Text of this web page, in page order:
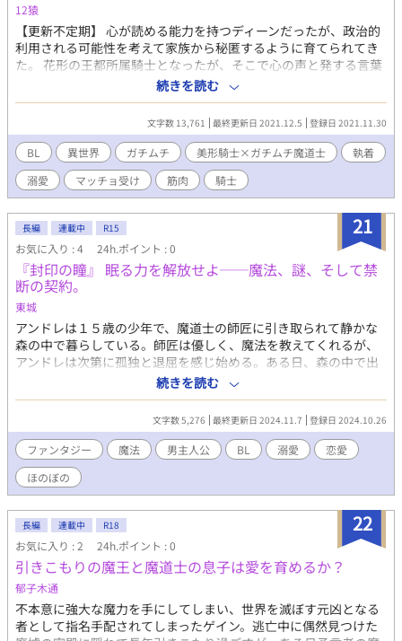
12猿
【更新不定期】 心が読める能力を持つディーンだったが、政治的
利用される可能性を考えて家族から秘匿するように育てられてき
た。 花形の王都所属騎士となったが、そこで心の声と発する言葉
が違う人達に辟易し、さらにメンタルの不調も重なり落ちる毎
日……。 そんな時に出会ったのは、魔道士なのに外見は騎士のよ
うに筋肉ダルマでしかめっ面の堅物っぽいハウエルだった。しか
し、外見と違いハウエルの中身は、実はうるさくて……？！ 神子
や面倒事とは関わりたくない攻めですが、受けには絡んでいく系
です。 （固定CP：美形騎士×ガチムチ魔道士） 受けの登場はも
っと後！！ ※小説書けないので文章少なめ。纏めて投稿します。
※ふわっふわ設定です。最初の方、意味不明かもしれません。ラ
ブコメ目指してます！ ※タイトルはしっくり来ないので、後で変
えると思います。良き案があれば参考にしたい…。
続きを読む
文字数 13,761 最終更新日 2021.12.5 登録日 2021.11.30
BL 異世界 ガチムチ 美形騎士×ガチムチ魔道士
執着
溺愛
マッチョ受け 筋肉 騎士
21
長編 連載中 R15
お気に入り : 4 24h.ポイント : 0
『封印の瞳』 眠る力を解放せよ──魔法、謎、そして禁
断の契約。
東城
アンドレは１５歳の少年で、魔道士の師匠に引き取られて静かな
森の中で暮らしている。師匠は優しく、魔法を教えてくれるが、
アンドレは次第に孤独と退屈を感じ始める。ある日、森の中で出
会った謎の僧侶から、焼き菓子をもらったことで好奇心を抱き、
僧侶に道案内を申し出る。だが、その僧侶が結界を破って森に入
ってきたことが、アンドレの運命を大きく変えるきっかけとな
る。 師匠が守る結界を破ることができる謎の僧侶は、実はかつて
勇者と魔王を討伐した伝説の人物だった。アンドレの目には不思
議なルーン文字が刻まれており、その封印の秘密を解き明かすた
めに、僧侶に相談することになる。封印された文字は、ただの魔
法ではなく、アンドレの中に眠る強力な力を抑える「契約」の証
だった。
続きを読む
文字数 5,276 最終更新日 2024.11.7 登録日 2024.10.26
ファンタジー 魔法 男主人公 BL 溺愛
恋愛
ほのぼの
22
長編 連載中 R18
お気に入り : 2 24h.ポイント : 0
引きこもりの魔王と魔道士の息子は愛を育めるか？
郁子木通
不本意に強大な魔力を手にしてしまい、世界を滅ぼす元凶となる
者として指名手配されてしまったゲイン。逃亡中に偶然見つけた